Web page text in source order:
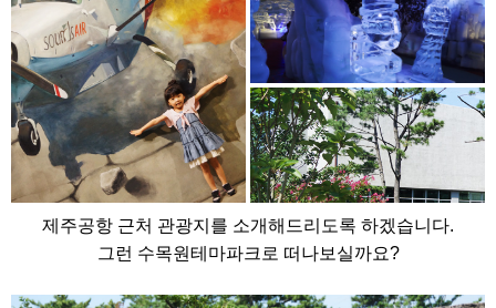
제주공항 근처 관광지를 소개해드리도록 하겠습니다.
그런 수목원테마파크로 떠나보실까요?